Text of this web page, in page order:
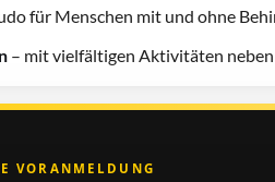
für Menschen mit und ohne
– mit vielfältigen Aktivitäten
VORANMELDUNG